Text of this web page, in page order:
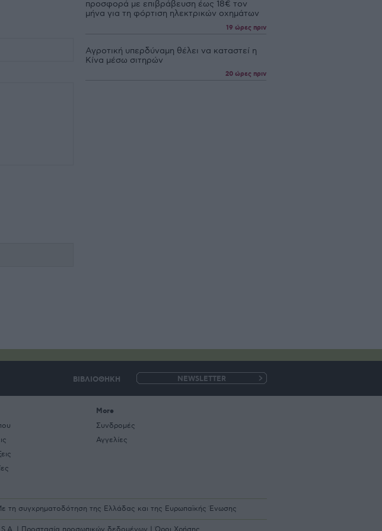
προσφορά με επιβράβευση έως 18€ τον
μήνα για τη φόρτιση ηλεκτρικών οχημάτων
19 ώρες πριν
Αγροτική υπερδύναμη θέλει να καταστεί η
Κίνα μέσω σιτηρών
20 ώρες πριν
ΒΙΒΛΙΟΘΗΚΗ
mail
More
Συνδρομές
Αγγελίες
τη συγχρηματοδότηση της Ελλάδας και της Ευρωπαϊκής Ένωσης